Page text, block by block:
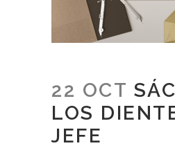
22 OCT
LOS
JEFE